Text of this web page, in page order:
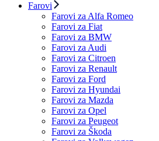
Farovi
Farovi za Alfa Romeo
Farovi za Fiat
Farovi za BMW
Farovi za Audi
Farovi za Citroen
Farovi za Renault
Farovi za Ford
Farovi za Hyundai
Farovi za Mazda
Farovi za Opel
Farovi za Peugeot
Farovi za Škoda